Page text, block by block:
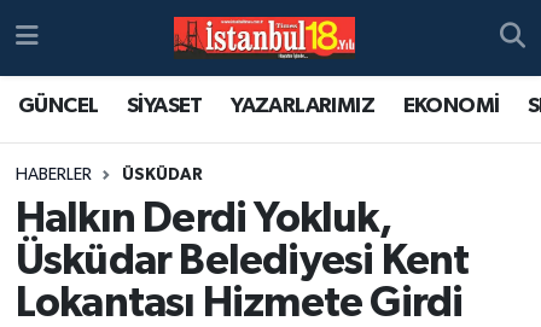
GÜNCEL SİYASET YAZARLARIMIZ EKONOMİ
HABERLER ÜSKÜDAR
Halkın Derdi Yokluk,
Üsküdar Belediyesi Kent
Lokantası Hizmete Girdi